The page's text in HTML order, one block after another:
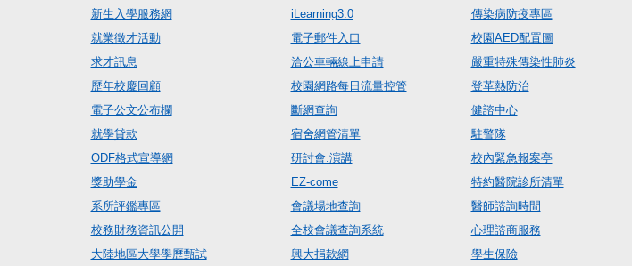
新生入學服務網
就業徵才活動
求才訊息
歷年校慶回顧
電子公文公布欄
就學貸款
ODF格式宣導網
獎助學金
系所評鑑專區
校務財務資訊公開
大陸地區大學學歷甄試
iLearning3.0
電子郵件入口
洽公車輛線上申請
校園網路每日流量控管
斷網查詢
宿舍網管清單
研討會.演講
EZ-come
會議場地查詢
全校會議查詢系統
興大捐款網
傳染病防疫專區
校園AED配置圖
嚴重特殊傳染性肺炎
登革熱防治
健諮中心
駐警隊
校內緊急報案亭
特約醫院診所清單
醫師諮詢時間
心理諮商服務
學生保險